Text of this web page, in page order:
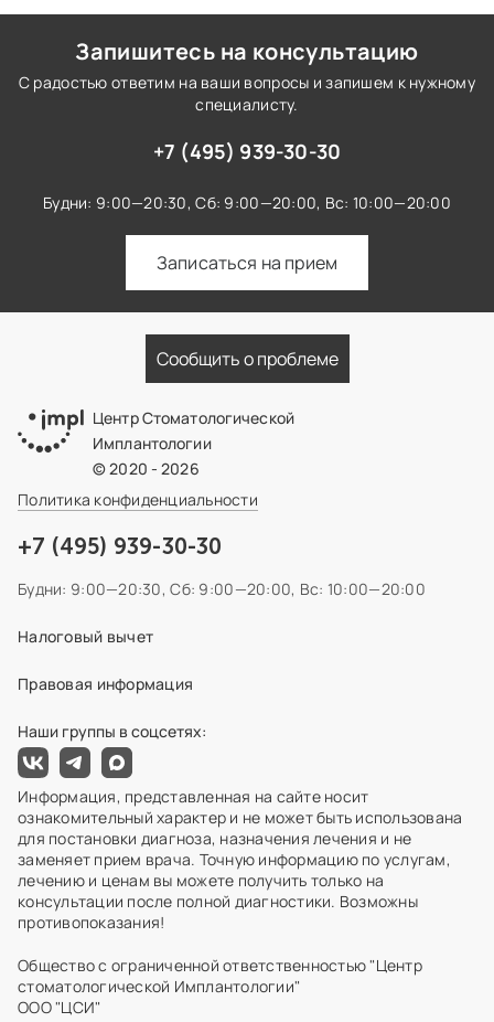
Запишитесь на консультацию
С радостью ответим на ваши вопросы и запишем к нужному
специалисту.
+7 (495) 939-30-30
Будни: 9:00—20:30, Сб: 9:00—20:00, Вс: 10:00—20:00
Записаться на прием
Сообщить о проблеме
Центр Стоматологической
Имплантологии
© 2020 - 2026
Политика конфиденциальности
+7 (495) 939-30-30
Будни: 9:00—20:30, Сб: 9:00—20:00, Вс: 10:00—20:00
Налоговый вычет
Наши группы в соцсетях:
Правовая информация
Информация, представленная на сайте носит
ознакомительный характер и не может быть использована
для постановки диагноза, назначения лечения и не
заменяет прием врача. Точную информацию по услугам,
лечению и ценам вы можете получить только на
консультации после полной диагностики. Возможны
противопоказания!
Общество с ограниченной ответственностью "Центр
стоматологической Имплантологии"
ООО "ЦСИ"